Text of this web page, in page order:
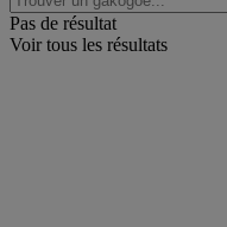
Pas de résultat
Voir tous les résultats